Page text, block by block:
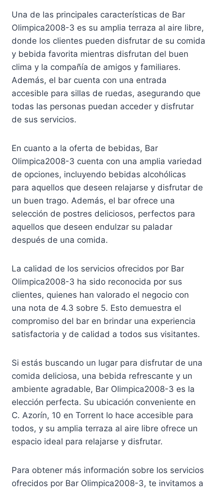
Una de las principales características de Bar
Olimpica2008-3 es su amplia terraza al aire libre,
donde los clientes pueden disfrutar de su comida
y bebida favorita mientras disfrutan del buen
clima y la compañía de amigos y familiares.
Además, el bar cuenta con una entrada
accesible para sillas de ruedas, asegurando que
todas las personas puedan acceder y disfrutar
de sus servicios.
En cuanto a la oferta de bebidas, Bar
Olimpica2008-3 cuenta con una amplia variedad
de opciones, incluyendo bebidas alcohólicas
para aquellos que deseen relajarse y disfrutar de
un buen trago. Además, el bar ofrece una
selección de postres deliciosos, perfectos para
aquellos que deseen endulzar su paladar
después de una comida.
La calidad de los servicios ofrecidos por Bar
Olimpica2008-3 ha sido reconocida por sus
clientes, quienes han valorado el negocio con
una nota de 4.3 sobre 5. Esto demuestra el
compromiso del bar en brindar una experiencia
satisfactoria y de calidad a todos sus visitantes.
Si estás buscando un lugar para disfrutar de una
comida deliciosa, una bebida refrescante y un
ambiente agradable, Bar Olimpica2008-3 es la
elección perfecta. Su ubicación conveniente en
C. Azorín, 10 en Torrent lo hace accesible para
todos, y su amplia terraza al aire libre ofrece un
espacio ideal para relajarse y disfrutar.
Para obtener más información sobre los servicios
ofrecidos por Bar Olimpica2008-3, te invitamos a